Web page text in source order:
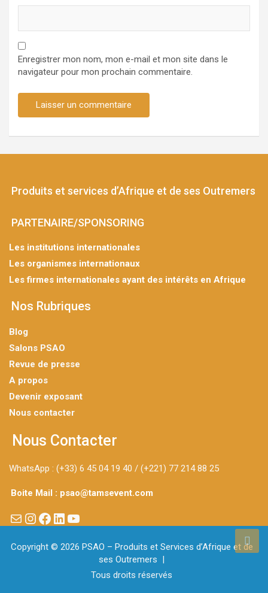
Enregistrer mon nom, mon e-mail et mon site dans le
navigateur pour mon prochain commentaire.
Produits et services d’Afrique et de ses Outremers
PARTENAIRE/SPONSORING
Les institutions internationales
Les organismes internationaux
Les firmes internationales ayant des intérêts en Afrique
Nos Rubriques
Blog
Salons PSAO
Revue de presse
A propos
Devenir exposant
Nous contacter
Nous Contacter
WhatsApp : (+33) 6 45 04 19 40 / (+221) 77 214 88 25
Boite Mail : psao@tamsevent.com
Copyright © 2026 PSAO – Produits et Services d’Afrique et de
ses Outremers
Tous droits réservés